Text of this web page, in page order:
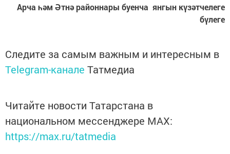
Арча һәм Әтнә районнары буенча янгын күзәтчелеге
бүлеге
Следите за самым важным и интересным в
Telegram-канале Татмедиа
Читайте новости Татарстана в
национальном мессенджере MАХ:
https://max.ru/tatmedia